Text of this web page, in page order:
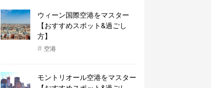
ウィーン国際空港をマスター
【おすすめスポット&過ごし
方】
# 空港
モントリオール空港をマスター